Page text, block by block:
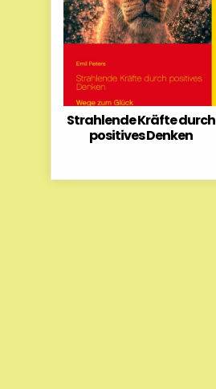
Strahlende Kräfte durch
positives Denken